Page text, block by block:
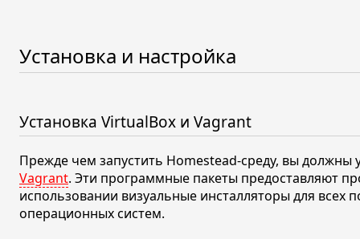
Установка и настройка
Установка VirtualBox и Vagrant
Прежде чем запустить Homestead-среду, вы должны
Vagrant. Эти программные пакеты предоставляют
использовании визуальные инсталляторы для всех
операционных систем.